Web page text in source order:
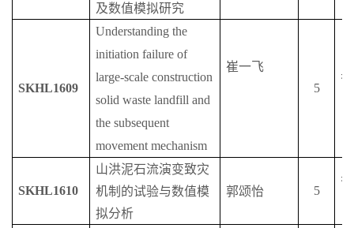
及数值模拟研究
SKHL1609
Understanding the
initiation failure of
large-scale construction
solid waste landfill and
the subsequent
movement mechanism
崔一飞
5
SKHL1610
山洪泥石流演变致灾
机制的试验与数值模
拟分析
郭颂怡 5